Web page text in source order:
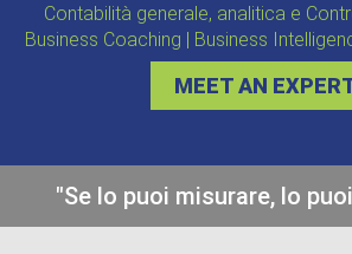
Contabilità generale, analitica e
Business Coaching | Business
MEET AN
"Se lo puoi misurare, lo